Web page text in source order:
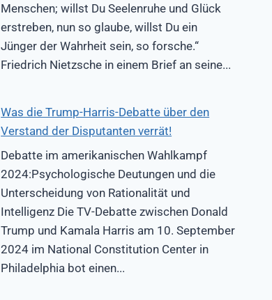
Menschen; willst Du Seelenruhe und Glück
erstreben, nun so glaube, willst Du ein
Jünger der Wahrheit sein, so forsche.“
Friedrich Nietzsche in einem Brief an seine...
Was die Trump-Harris-Debatte über den
Verstand der Disputanten verrät!
Debatte im amerikanischen Wahlkampf
2024:Psychologische Deutungen und die
Unterscheidung von Rationalität und
Intelligenz Die TV-Debatte zwischen Donald
Trump und Kamala Harris am 10. September
2024 im National Constitution Center in
Philadelphia bot einen...